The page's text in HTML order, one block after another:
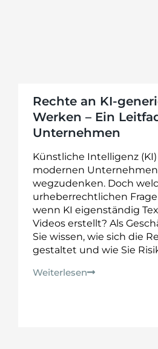
Rechte an KI-
Werken – Ein
Unternehmen
Künstliche Intelligenz
modernen
wegzudenken. Doch
urheberrechtlichen
wenn KI eigenständig
Videos erstellt? Als
Sie wissen, wie sich die
gestaltet und wie Sie
Weiterlesen